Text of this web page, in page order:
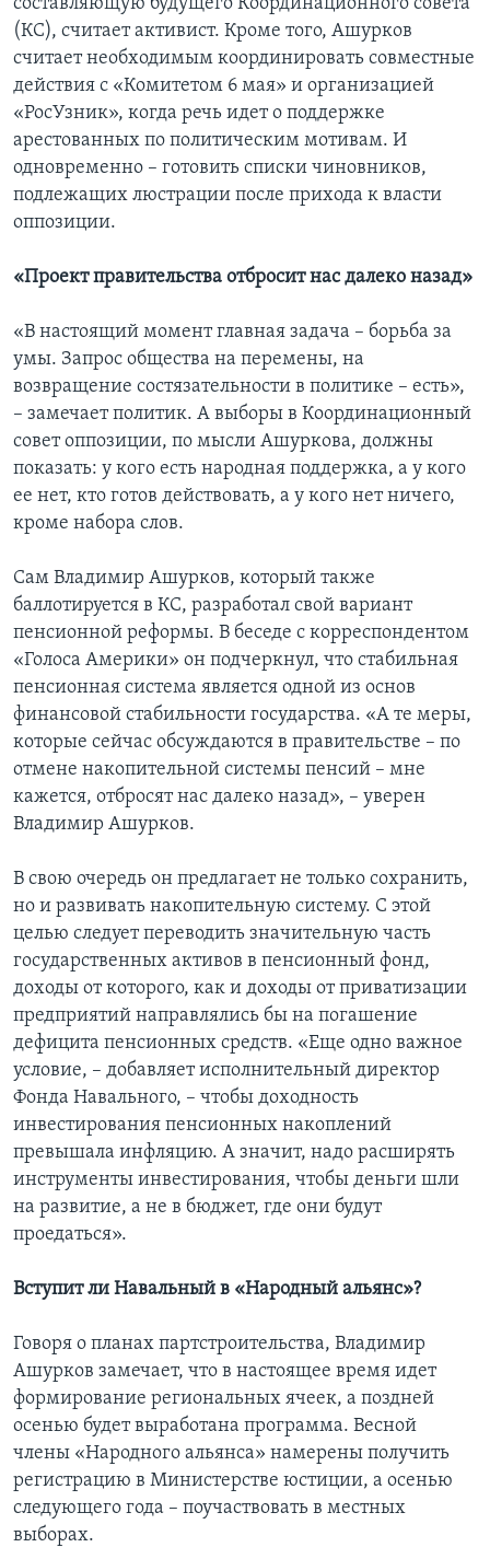
составляющую будущего Координационного совета
(КС), считает активист. Кроме того, Ашурков
считает необходимым координировать совместные
действия с «Комитетом 6 мая» и организацией
«РосУзник», когда речь идет о поддержке
арестованных по политическим мотивам. И
одновременно – готовить списки чиновников,
подлежащих люстрации после прихода к власти
оппозиции.
«Проект правительства отбросит нас далеко назад»
«В настоящий момент главная задача – борьба за
умы. Запрос общества на перемены, на
возвращение состязательности в политике – есть»,
– замечает политик. А выборы в Координационный
совет оппозиции, по мысли Ашуркова, должны
показать: у кого есть народная поддержка, а у кого
ее нет, кто готов действовать, а у кого нет ничего,
кроме набора слов.
Сам Владимир Ашурков, который также
баллотируется в КС, разработал свой вариант
пенсионной реформы. В беседе с корреспондентом
«Голоса Америки» он подчеркнул, что стабильная
пенсионная система является одной из основ
финансовой стабильности государства. «А те меры,
которые сейчас обсуждаются в правительстве – по
отмене накопительной системы пенсий – мне
кажется, отбросят нас далеко назад», – уверен
Владимир Ашурков.
В свою очередь он предлагает не только сохранить,
но и развивать накопительную систему. С этой
целью следует переводить значительную часть
государственных активов в пенсионный фонд,
доходы от которого, как и доходы от приватизации
предприятий направлялись бы на погашение
дефицита пенсионных средств. «Еще одно важное
условие, – добавляет исполнительный директор
Фонда Навального, – чтобы доходность
инвестирования пенсионных накоплений
превышала инфляцию. А значит, надо расширять
инструменты инвестирования, чтобы деньги шли
на развитие, а не в бюджет, где они будут
проедаться».
Вступит ли Навальный в «Народный альянс»?
Говоря о планах партстроительства, Владимир
Ашурков замечает, что в настоящее время идет
формирование региональных ячеек, а поздней
осенью будет выработана программа. Весной
члены «Народного альянса» намерены получить
регистрацию в Министерстве юстиции, а осенью
следующего года – поучаствовать в местных
выборах.